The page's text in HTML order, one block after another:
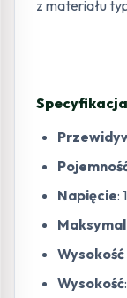
z materiału
Napięcie:
Wysokość